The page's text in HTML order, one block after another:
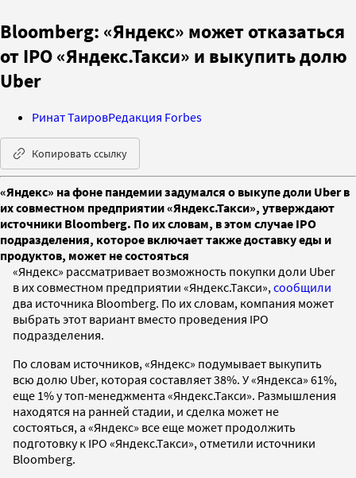
Bloomberg: «Яндекс» может отказаться
от IPO «Яндекс.Такси» и выкупить долю
Uber
Ринат ТаировРедакция Forbes
Копировать ссылку
«Яндекс» на фоне пандемии задумался о выкупе доли Uber в
их совместном предприятии «Яндекс.Такси», утверждают
источники Bloomberg. По их словам, в этом случае IPO
подразделения, которое включает также доставку еды и
продуктов, может не состояться
«Яндекс» рассматривает возможность покупки доли Uber
в их совместном предприятии «Яндекс.Такси», сообщили
два источника Bloomberg. По их словам, компания может
выбрать этот вариант вместо проведения IPO
подразделения.
По словам источников, «Яндекс» подумывает выкупить
всю долю Uber, которая составляет 38%. У «Яндекса» 61%,
еще 1% у топ-менеджмента «Яндекс.Такси». Размышления
находятся на ранней стадии, и сделка может не
состояться, а «Яндекс» все еще может продолжить
подготовку к IPO «Яндекс.Такси», отметили источники
Bloomberg.